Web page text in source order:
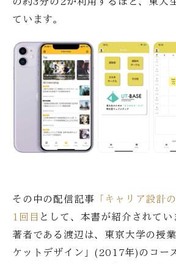
ています。
その中の配信記事 「キャリア設計
1回目 として、本書が紹介されてい
著者である渡辺は、東京大学の授
ケットデザイン」(2017年)のコー